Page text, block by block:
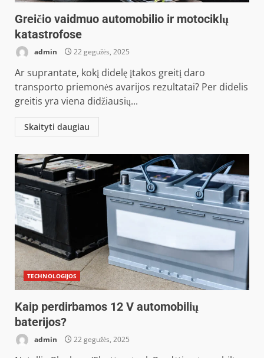
Greičio vaidmuo automobilio ir motociklų
katastrofose
admin 22 gegužės, 2025
Ar suprantate, kokį didelę įtakos greitį daro
transporto priemonės avarijos rezultatai? Per didelis
greitis yra viena didžiausių...
Skaityti daugiau
TECHNOLOGIJOS
Kaip perdirbamos 12 V automobilių
baterijos?
admin 22 gegužės, 2025